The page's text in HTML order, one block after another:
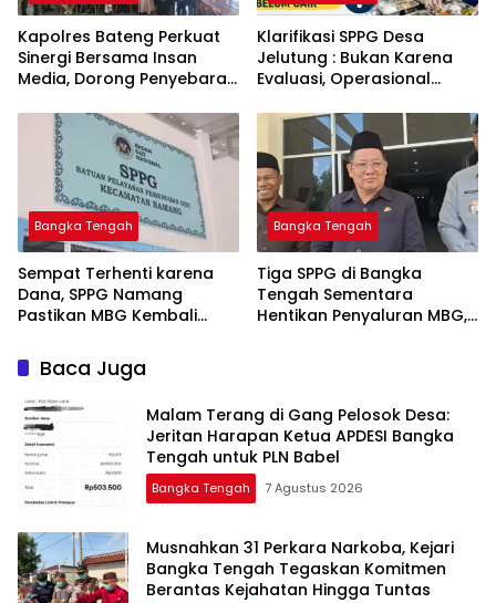
‎Kapolres Bateng Perkuat
Sinergi Bersama Insan
Media, Dorong Penyebaran
Layanan Polri 110
‎Klarifikasi SPPG Desa
Jelutung : Bukan Karena
Evaluasi, Operasional
Dana Banper Belum Cair
Bangka Tengah
‎Sempat Terhenti karena
Dana, SPPG Namang
Pastikan MBG Kembali
Bangka Tengah
‎Tiga SPPG di Bangka
Tengah Sementara
Hentikan Penyaluran MBG,
Baca Juga
Malam Terang di Gang Pelosok Desa:
Jeritan Harapan Ketua APDESI Bangka
Tengah untuk PLN Babel
Bangka Tengah 7 Agustus 2026
Musnahkan 31 Perkara Narkoba, Kejari
Bangka Tengah Tegaskan Komitmen
Berantas Kejahatan Hingga Tuntas